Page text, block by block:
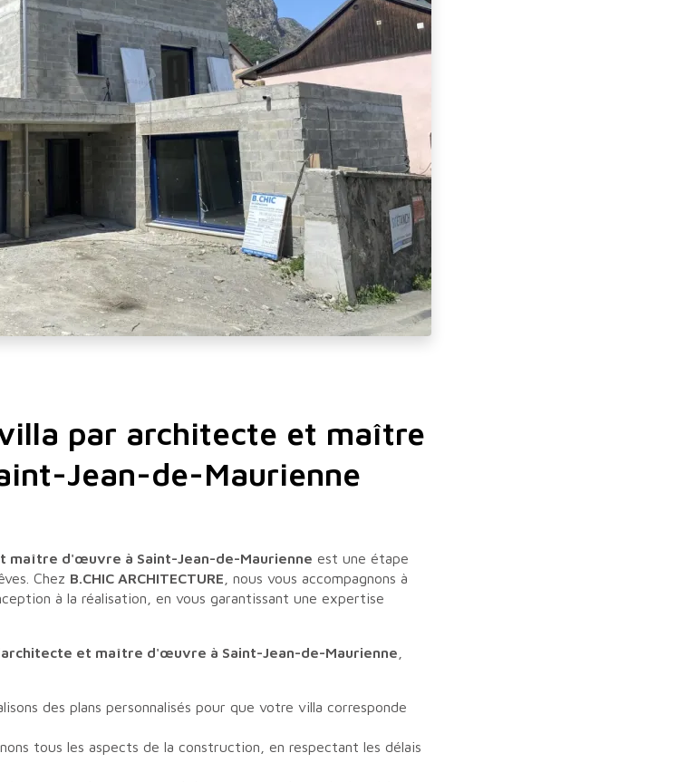
par architecte et maître
Jean-de-Maurienne
maître d'œuvre à Saint-Jean-de-Maurienne est une étape
Chez B.CHIC ARCHITECTURE , nous vous accompagnons à
à la réalisation, en vous garantissant une expertise
architecte et maître d'œuvre à Saint-Jean-de-Maurienne
des plans personnalisés pour que votre villa corresponde
tous les aspects de la construction, en respectant les délais